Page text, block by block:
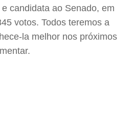
candidata ao Senado, em
votos. Todos teremos a
la melhor nos próximos